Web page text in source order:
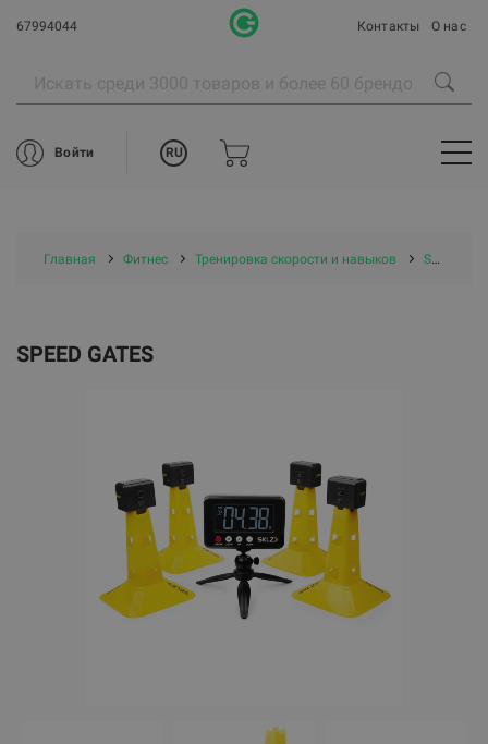
67994044 Контакты О нас
Войти RU
Главная Фитнес Тренировка скорости и навыков SPEED GATES
SPEED GATES